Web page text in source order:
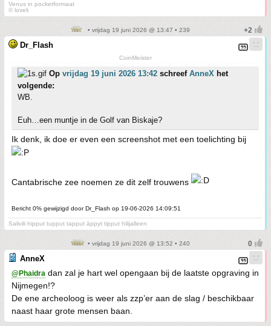
Venus in pocketformaat
© loveli
• vrijdag 19 juni 2026 @ 13:47 • 239
Dr_Flash
CoinMeister
Op vrijdag 19 juni 2026 13:42 schreef AnneX het
volgende:
WB.
Euh…een muntje in de Golf van Biskaje?
Ik denk, ik doe er even een screenshot met een toelichting bij
Cantabrische zee noemen ze dit zelf trouwens
Bericht 0% gewijzigd door Dr_Flash op 19-06-2026 14:09:51
Salivili hipput tupput tapput äppyt tipput hilijalleen
• vrijdag 19 juni 2026 @ 13:52 • 240
AnneX
@Phaidra dan zal je hart wel opengaan bij de laatste opgraving in
Nijmegen!?
De ene archeoloog is weer als zzp’er aan de slag / beschikbaar
naast haar grote mensen baan.